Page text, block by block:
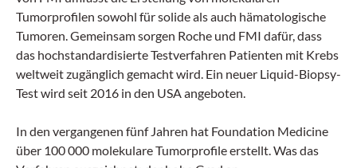
Tumorprofilen sowohl für solide als auch hämatologische
Tumoren. Gemeinsam sorgen Roche und FMI dafür, dass
das hochstandardisierte Testverfahren Patienten mit Krebs
weltweit zugänglich gemacht wird. Ein neuer Liquid-Biopsy-
Test wird seit 2016 in den USA angeboten.
In den vergangenen fünf Jahren hat Foundation Medicine
über 100 000 molekulare Tumorprofile erstellt. Was das